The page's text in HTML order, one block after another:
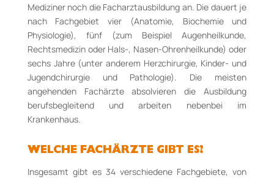
Mediziner noch die Facharztausbildung an. Die dauert je
nach Fachgebiet vier (Anatomie, Biochemie und
Physiologie), fünf (zum Beispiel Augenheilkunde,
Rechtsmedizin oder Hals-, Nasen-Ohrenheilkunde) oder
sechs Jahre (unter anderem Herzchirurgie, Kinder- und
Jugendchirurgie und Pathologie). Die meisten
angehenden Fachärzte absolvieren die Ausbildung
berufsbegleitend und arbeiten nebenbei im
Krankenhaus.
WELCHE FACHÄRZTE GIBT ES?
Insgesamt gibt es 34 verschiedene Fachgebiete, von